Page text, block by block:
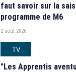
faut savoir sur la
programme de M6
2 août 2026
TV
"Les Apprentis